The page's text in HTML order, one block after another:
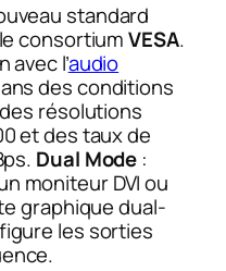
standard
consortiumVESA.
l’audio
des conditions
résolutions
et des taux de
Dual Mode :
moniteur DVI ou
graphique dual-
les sorties